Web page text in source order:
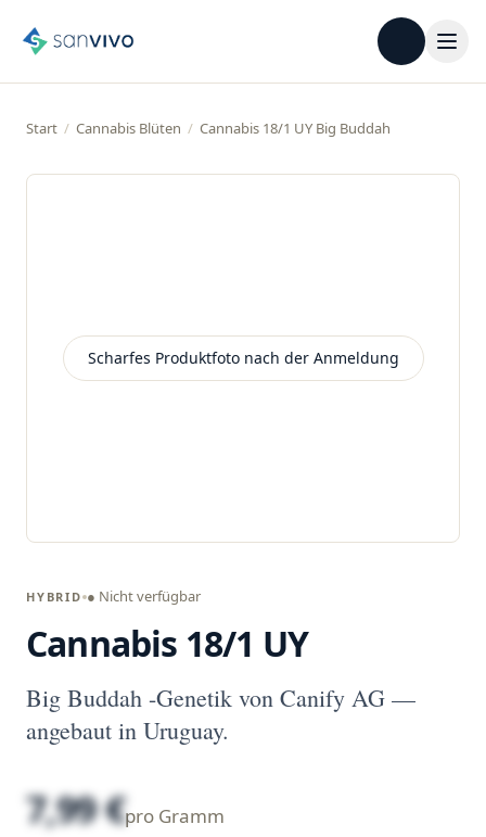
Start / Cannabis Blüten / Cannabis 18/1 UY Big Buddah
Scharfes Produktfoto nach der Anmeldung
HYBRID ● Nicht verfügbar
Cannabis 18/1 UY
Big Buddah -Genetik von Canify AG —
angebaut in Uruguay.
7,99 €pro Gramm